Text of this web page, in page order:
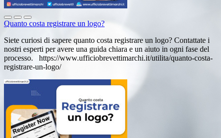
Quanto costa registrare un logo?
Siete curiosi di sapere quanto costa registrare un logo? Contattate i
nostri esperti per avere una guida chiara e un aiuto in ogni fase del
processo. https://www.ufficiobrevettimarchi.it/utilita/quanto-costa-
registrare-un-logo/